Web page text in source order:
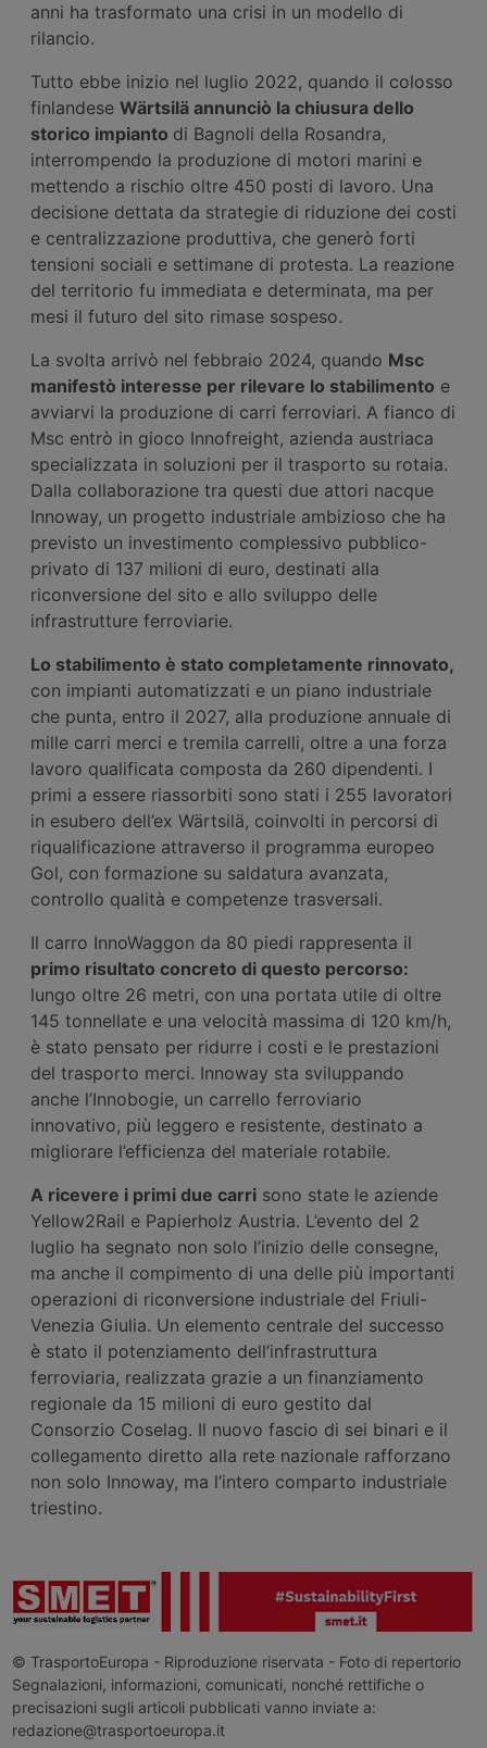
anni ha trasformato una crisi in un modello di
rilancio.
Tutto ebbe inizio nel luglio 2022, quando il colosso
finlandese Wärtsilä annunciò la chiusura dello
storico impianto di Bagnoli della Rosandra,
interrompendo la produzione di motori marini e
mettendo a rischio oltre 450 posti di lavoro. Una
decisione dettata da strategie di riduzione dei costi
e centralizzazione produttiva, che generò forti
tensioni sociali e settimane di protesta. La reazione
del territorio fu immediata e determinata, ma per
mesi il futuro del sito rimase sospeso.
La svolta arrivò nel febbraio 2024, quando Msc
manifestò interesse per rilevare lo stabilimento e
avviarvi la produzione di carri ferroviari. A fianco di
Msc entrò in gioco Innofreight, azienda austriaca
specializzata in soluzioni per il trasporto su rotaia.
Dalla collaborazione tra questi due attori nacque
Innoway, un progetto industriale ambizioso che ha
previsto un investimento complessivo pubblico-
privato di 137 milioni di euro, destinati alla
riconversione del sito e allo sviluppo delle
infrastrutture ferroviarie.
Lo stabilimento è stato completamente rinnovato,
con impianti automatizzati e un piano industriale
che punta, entro il 2027, alla produzione annuale di
mille carri merci e tremila carrelli, oltre a una forza
lavoro qualificata composta da 260 dipendenti. I
primi a essere riassorbiti sono stati i 255 lavoratori
in esubero dell’ex Wärtsilä, coinvolti in percorsi di
riqualificazione attraverso il programma europeo
Gol, con formazione su saldatura avanzata,
controllo qualità e competenze trasversali.
Il carro InnoWaggon da 80 piedi rappresenta il
primo risultato concreto di questo percorso:
lungo oltre 26 metri, con una portata utile di oltre
145 tonnellate e una velocità massima di 120 km/h,
è stato pensato per ridurre i costi e le prestazioni
del trasporto merci. Innoway sta sviluppando
anche l’Innobogie, un carrello ferroviario
innovativo, più leggero e resistente, destinato a
migliorare l’efficienza del materiale rotabile.
A ricevere i primi due carri sono state le aziende
Yellow2Rail e Papierholz Austria. L’evento del 2
luglio ha segnato non solo l’inizio delle consegne,
ma anche il compimento di una delle più importanti
operazioni di riconversione industriale del Friuli-
Venezia Giulia. Un elemento centrale del successo
è stato il potenziamento dell’infrastruttura
ferroviaria, realizzata grazie a un finanziamento
regionale da 15 milioni di euro gestito dal
Consorzio Coselag. Il nuovo fascio di sei binari e il
collegamento diretto alla rete nazionale rafforzano
non solo Innoway, ma l’intero comparto industriale
triestino.
© TrasportoEuropa - Riproduzione riservata - Foto di repertorio
Segnalazioni, informazioni, comunicati, nonché rettifiche o
precisazioni sugli articoli pubblicati vanno inviate a:
redazione@trasportoeuropa.it